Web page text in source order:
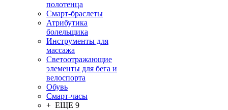
полотенца
Смарт-браслеты
Атрибутика
болельщика
Инструменты для
массажа
Светоотражающие
элементы для бега и
велоспорта
Обувь
Смарт-часы
+ ЕЩЕ 9